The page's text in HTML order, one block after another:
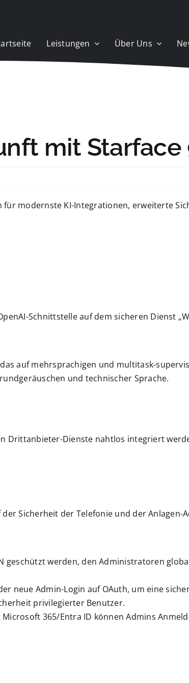
Leistungen Über Uns
mit Starface
modernste KI-Integrationen, erweiterte
Schnittstelle auf dem sicheren Dienst
auf mehrsprachigen und multitask-
und technischer Sprache.
Drittanbieter-Dienste nahtlos integriert
Sicherheit der Telefonie und der Anlagen-
geschützt werden, den Administratoren
neue Admin-Login auf OAuth, um eine
privilegierter Benutzer.
Microsoft 365/Entra ID können Admins